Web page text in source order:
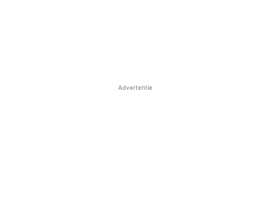
Advertentie